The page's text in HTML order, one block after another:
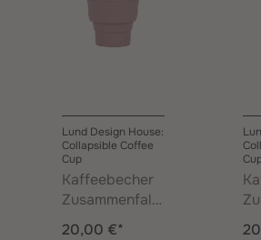
Lund Design House:
Collapsible Coffee
Cup
Kaffeebecher
Zusammenfalt
bar Pink 0,35 l
20,00 €*